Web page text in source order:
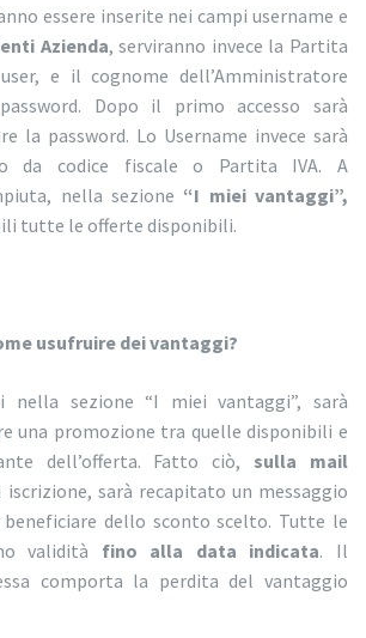
essere inserite nei campi username e
Azienda, serviranno invece la Partita
e il cognome dell’Amministratore
Dopo il primo accesso sarà
la password. Lo Username invece sarà
da codice fiscale o Partita IVA. A
nella sezione “I miei vantaggi”,
tutte le offerte disponibili.
usufruire dei vantaggi?
nella sezione “I miei vantaggi”, sarà
una promozione tra quelle disponibili e
dell’offerta. Fatto ciò, sulla mail
iscrizione, sarà recapitato un messaggio
dello sconto scelto. Tutte le
validità fino alla data indicata. Il
comporta la perdita del vantaggio